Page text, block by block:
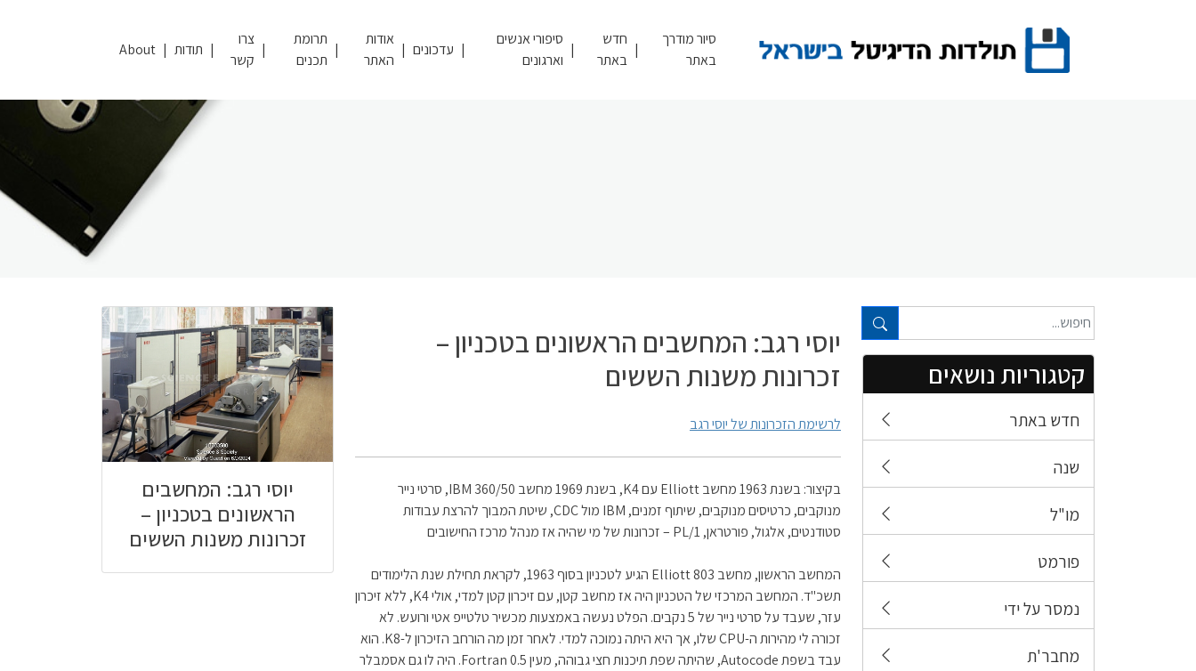
סיור מודרך
באתר
חדש
באתר
סיפורי אנשים
וארגונים
עדכונים
אודות
האתר
תרומת
תכנים
צרו
קשר
תודות About
טקסט חופשי...
קטגוריות נושאים
חדש באתר
שנה
מו"ל
פורמט
נמסר על ידי
מחבר'ת
יוסי רגב: המחשבים הראשונים בטכניון –
זכרונות משנות הששים
לרשימת הזכרונות של יוסי רגב
בקיצור: בשנת 1963 מחשב Elliott עם K4, בשנת 1969 מחשב IBM 360/50, סרטי נייר
מנוקבים, כרטיסים מנוקבים, שיתוף זמנים, IBM מול CDC, שיטת המבוך להרצת עבודות
סטודנטים, אלגול, פורטראן, PL/1 – זכרונות של מי שהיה אז מנהל מרכז החישובים
המחשב הראשון, מחשב Elliott 803 הגיע לטכניון בסוף 1963, לקראת תחילת שנת הלימודים
תשכ"ד. המחשב המרכזי של הטכניון היה אז מחשב קטן, עם זיכרון קטן למדי, אולי K4, ללא זיכרון
עזר, שעבד על סרטי נייר של 5 נקבים. הפלט נעשה באמצעות מכשיר טלטייפ אטי ורועש. לא
זכורה לי מהירות ה-CPU שלו, אך היא היתה נמוכה למדי. לאחר זמן מה הורחב הזיכרון ל-K8. הוא
עבד בשפת Autocode, שהיתה שפת תיכנות חצי גבוהה, מעין Fortran 0.5. היה לו גם אסמבלר
יוסי רגב: המחשבים
הראשונים בטכניון –
זכרונות משנות הששים